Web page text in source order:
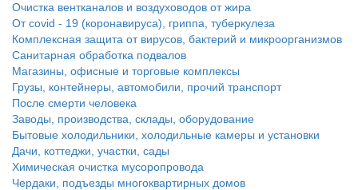
Очистка вентканалов и воздуховодов от жира
От covid - 19 (коронавируса), гриппа, туберкулеза
Комплексная защита от вирусов, бактерий и микроорганизмов
Санитарная обработка подвалов
Магазины, офисные и торговые комплексы
Грузы, контейнеры, автомобили, прочий транспорт
После смерти человека
Заводы, производства, склады, оборудование
Бытовые холодильники, холодильные камеры и установки
Дачи, коттеджи, участки, сады
Химическая очистка мусоропровода
Чердаки, подъезды многоквартирных домов